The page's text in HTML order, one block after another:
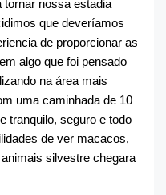
tornar nossa estadia
que deveríamos
de proporcionar as
algo que foi pensado
na área mais
uma caminhada de 10
tranquilo, seguro e todo
de ver macacos,
silvestre chegara